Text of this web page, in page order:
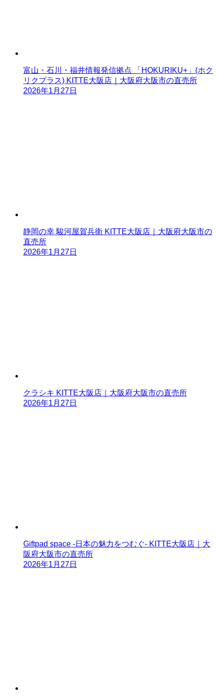
富山・石川・福井情報発信拠点 「HOKURIKU+」(ホク
リクプラス) KITTE大阪店｜大阪府大阪市の直売所
2026年1月27日
静岡の幸 駿河屋賀兵衛 KITTE大阪店｜大阪府大阪市の
直売所
2026年1月27日
クラシキ KITTE大阪店｜大阪府大阪市の直売所
2026年1月27日
Giftpad space -日本の魅力をつむぐ- KITTE大阪店｜大
阪府大阪市の直売所
2026年1月27日